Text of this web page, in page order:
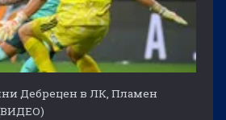
Дебрецен в ЛК, Пламен